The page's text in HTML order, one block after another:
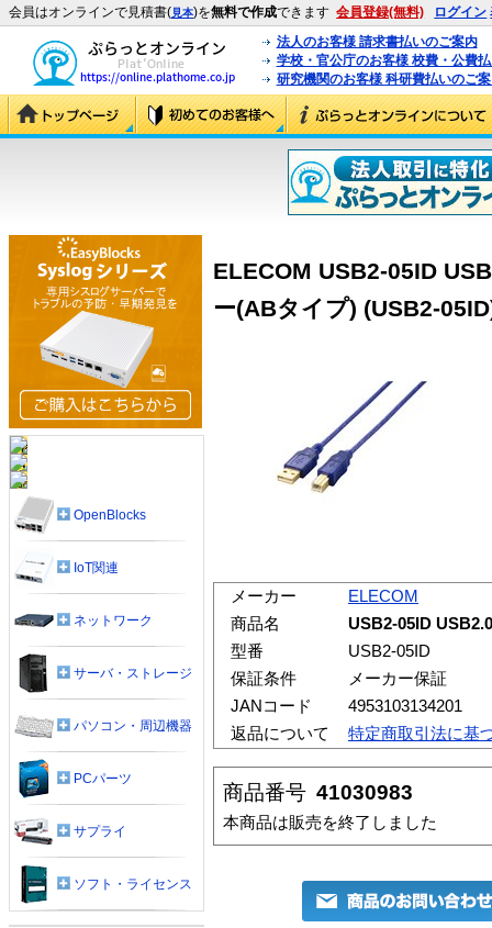
会員はオンラインで見積書(見本)を無料で作成できます 会員登録(無料) ログイン
法人のお客様 請求書払いのご案内
学校・官公庁のお客様 校費・公費
研究機関のお客様 科研費払いのご
ELECOM USB2-05ID
ー(ABタイプ) (USB2-
メーカー
ELECOM
商品名
USB2-05ID
型番
USB2-05ID
保証条件
メーカー保証
JANコード
4953103134201
返品について
特定商取引法に基
商品番号 41030983
本商品は販売を終了しました
OpenBlocks
IoT関連
ネットワーク
サーバ・ストレージ
パソコン・周辺機器
PCパーツ
サプライ
ソフト・ライセンス